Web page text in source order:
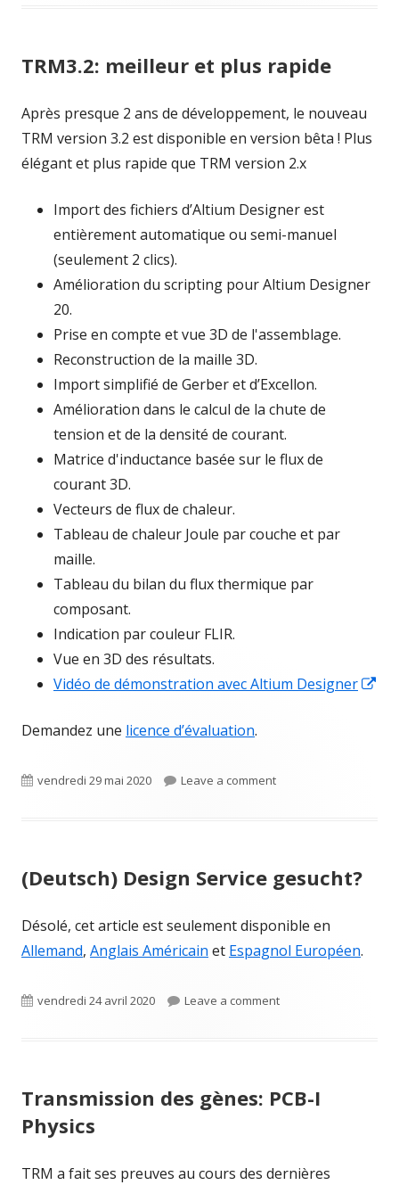
TRM3.2: meilleur et plus rapide
Après presque 2 ans de développement, le nouveau
TRM version 3.2 est disponible en version bêta ! Plus
élégant et plus rapide que TRM version 2.x
Import des fichiers d’Altium Designer est
entièrement automatique ou semi-manuel
(seulement 2 clics).
Amélioration du scripting pour Altium Designer
20.
Prise en compte et vue 3D de l'assemblage.
Reconstruction de la maille 3D.
Import simplifié de Gerber et d’Excellon.
Amélioration dans le calcul de la chute de
tension et de la densité de courant.
Matrice d'inductance basée sur le flux de
courant 3D.
Vecteurs de flux de chaleur.
Tableau de chaleur Joule par couche et par
maille.
Tableau du bilan du flux thermique par
composant.
Indication par couleur FLIR.
Vue en 3D des résultats.
Vidéo de démonstration avec Altium Designer
Demandez une licence d’évaluation.
Published
vendredi 29 mai 2020 Leave a commenton TRM3.2: meilleur
(Deutsch) Design Service gesucht?
Désolé, cet article est seulement disponible en
Allemand, Anglais Américain et Espagnol Européen.
Published
vendredi 24 avril 2020 Leave a commenton (Deutsch) Design
Transmission des gènes: PCB-I
Physics
TRM a fait ses preuves au cours des dernières